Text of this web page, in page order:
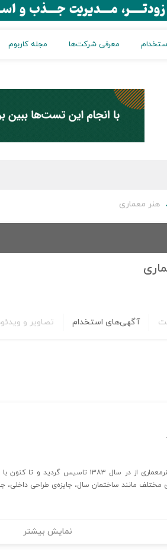
معرفی شرکت‌ها مجله کاربوم
هنر معماری
آگهی‌های استخدام تصاویر و
مختلف مانند ساختمان سال، جایزه‌ی طراحی داخلی،
نمایش بیشتر